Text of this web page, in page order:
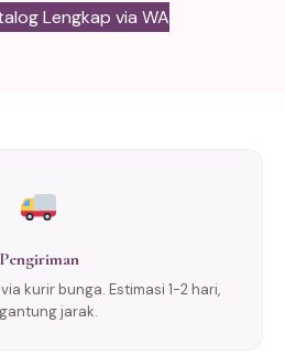
Lengkap via WA
Pengiriman
kurir bunga. Estimasi 1-2 hari,
jarak.